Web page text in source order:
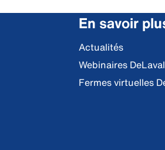
En savoir
Actualités
Webinaires DeLaval
Fermes virtuelles